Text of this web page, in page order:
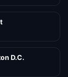
D.C.